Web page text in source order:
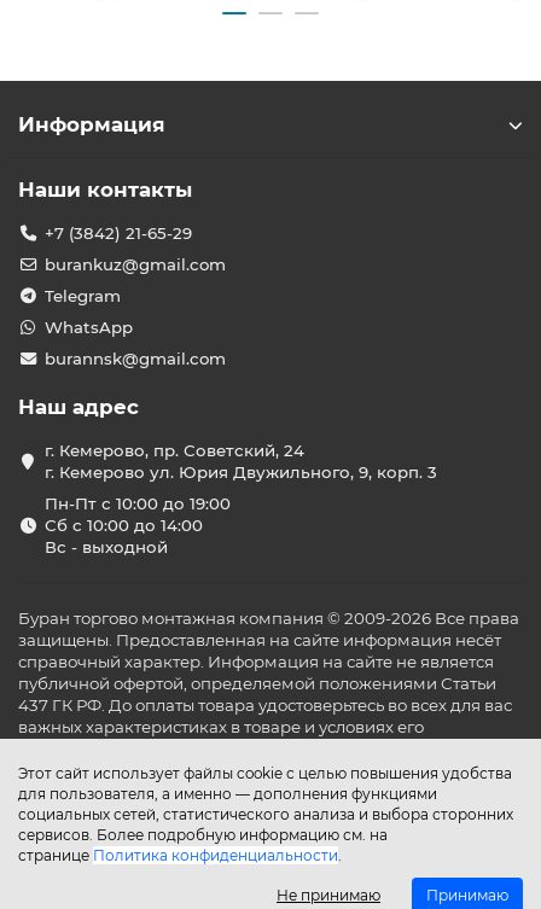
Этот сайт использует файлы cookie с целью повышения удобства
для пользователя, а именно — дополнения функциями
социальных сетей, статистического анализа и выбора сторонних
сервисов. Более подробную информацию см. на
странице Политика конфиденциальности.
Не принимаю Принимаю
Информация
Наши контакты
+7 (3842) 21-65-29
burankuz@gmail.com
Telegram
WhatsApp
burannsk@gmail.com
Наш адрес
г. Кемерово, пр. Советский, 24
г. Кемерово ул. Юрия Двужильного, 9, корп. 3
Пн-Пт с 10:00 до 19:00
Сб с 10:00 до 14:00
Вс - выходной
Буран торгово монтажная компания © 2009-2026 Все права
защищены. Предоставленная на сайте информация несёт
справочный характер. Информация на сайте не является
публичной офертой, определяемой положениями Статьи
437 ГК РФ. До оплаты товара удостоверьтесь во всех для вас
важных характеристиках в товаре и условиях его